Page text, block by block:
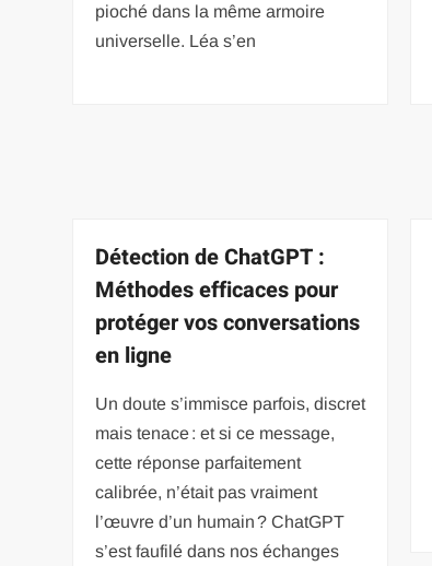
pioché dans la même armoire
universelle. Léa s’en
Détection de ChatGPT :
Méthodes efficaces pour
protéger vos conversations
en ligne
Un doute s’immisce parfois, discret
mais tenace : et si ce message,
cette réponse parfaitement
calibrée, n’était pas vraiment
l’œuvre d’un humain ? ChatGPT
s’est faufilé dans nos échanges